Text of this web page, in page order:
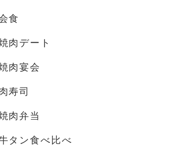
食
肉デート
肉宴会
寿司
肉弁当
タン食べ比べ